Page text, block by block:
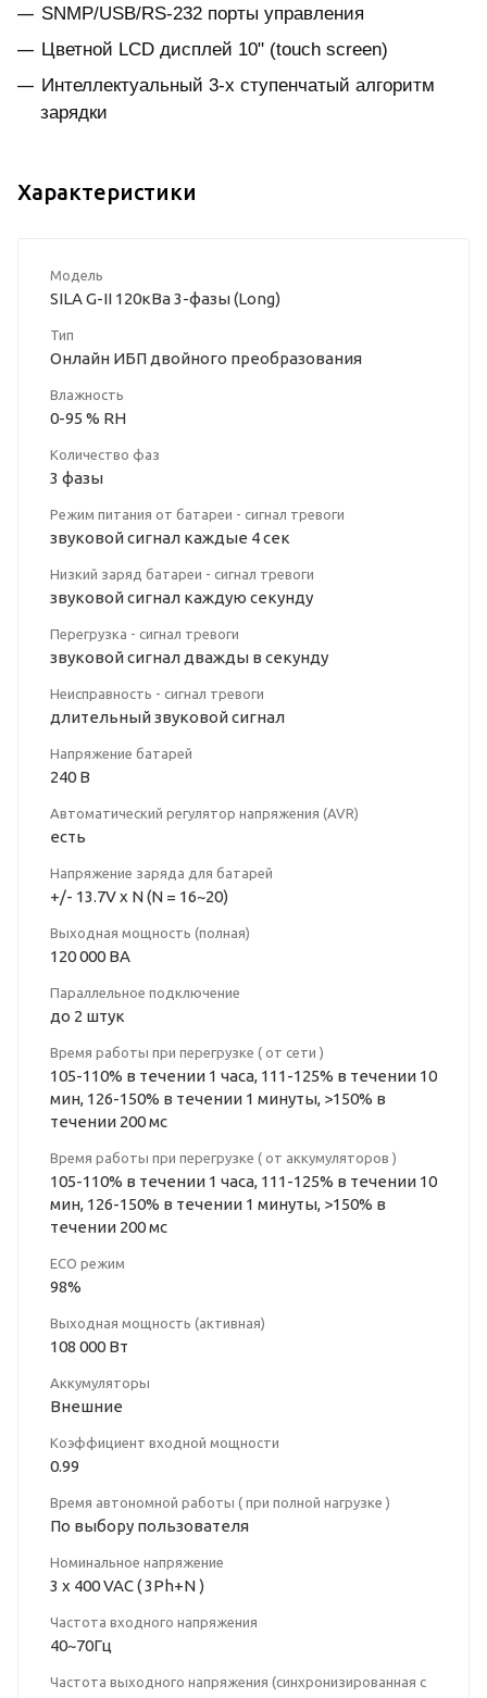
SNMP/USB/RS-232 порты управления
Цветной LCD дисплей 10" (touch screen)
Интеллектуальный 3-х ступенчатый алгоритм
зарядки
Характеристики
Модель
SILA G-II 120кВа 3-фазы (Long)
Тип
Онлайн ИБП двойного преобразования
Влажность
0-95 % RH
Количество фаз
3 фазы
Режим питания от батареи - сигнал тревоги
звуковой сигнал каждые 4 сек
Низкий заряд батареи - сигнал тревоги
звуковой сигнал каждую секунду
Перегрузка - сигнал тревоги
звуковой сигнал дважды в секунду
Неисправность - сигнал тревоги
длительный звуковой сигнал
Напряжение батарей
240 В
Автоматический регулятор напряжения (AVR)
есть
Напряжение заряда для батарей
+/- 13.7V x N (N = 16~20)
Выходная мощность (полная)
120 000 ВА
Параллельное подключение
до 2 штук
Время работы при перегрузке ( от сети )
105-110% в течении 1 часа, 111-125% в течении 10
мин, 126-150% в течении 1 минуты, >150% в
течении 200 мс
Время работы при перегрузке ( от аккумуляторов )
105-110% в течении 1 часа, 111-125% в течении 10
мин, 126-150% в течении 1 минуты, >150% в
течении 200 мс
ECO режим
98%
Выходная мощность (активная)
108 000 Вт
Аккумуляторы
Внешние
Коэффициент входной мощности
0.99
Время автономной работы ( при полной нагрузке )
По выбору пользователя
Номинальное напряжение
3 x 400 VAC ( 3Ph+N )
Частота входного напряжения
40~70Гц
Частота выходного напряжения (синхронизированная с